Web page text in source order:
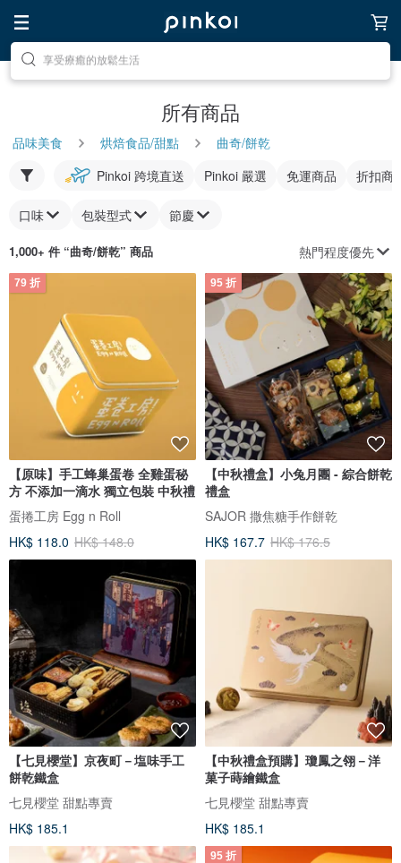
去尋找靈感吧
所有商品
品味美食 烘焙食品/甜點
曲奇/餅乾
Pinkoi 跨境直送
Pinkoi 嚴選 免運商品 折扣商
口味 包裝型式 節慶
1,000+ 件 “曲奇/餅乾” 商品 熱門程度優先
79 折
【原味】手工蜂巢蛋卷 全雞蛋秘
方 不添加一滴水 獨立包裝 中秋禮
蛋捲工房 Egg n Roll
HK$ 118.0 HK$ 148.0
95 折
【中秋禮盒】小兔月團 - 綜合餅乾
禮盒
SAJOR 撒焦糖手作餅乾
HK$ 167.7 HK$ 176.5
【七見櫻堂】京夜町－塩味手工
餅乾鐵盒
七見櫻堂 甜點專賣
HK$ 185.1
【中秋禮盒預購】瓊鳳之翎－洋
菓子蒔繪鐵盒
七見櫻堂 甜點專賣
HK$ 185.1
95 折